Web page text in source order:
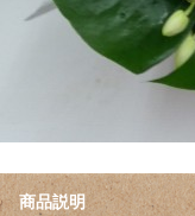
商品説明